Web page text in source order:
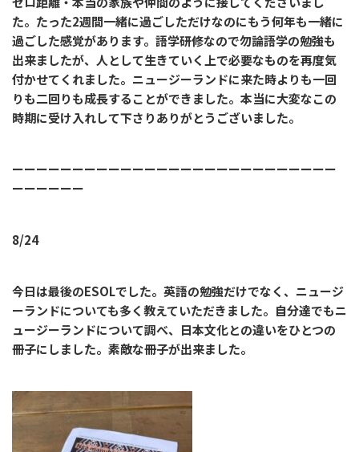
た。たった2週間一緒に過ごしただけなのにもう何年も一緒に
過ごした感覚があります。語学研修なので勿論語学の勉強も
出来ましたが、人として生きていく上で必要なものを再度気
付かせてくれました。ニュージーランドに来た時よりも一回
りも二回りも成長することができました。本当に大変なこの
時期に受け入れして下さりありがとうございました。
ーーーーーーーーーーーーーーーーーーーーーーーーーーー
ーーーーーー
8/24
今日は最後のESOLでした。英語の勉強だけでなく、ニュージ
ーランドについても多く教えていただきました。自分達でもニ
ュージーランドについて調べ、日本文化との違いをひとつの
冊子にしました。素敵な冊子が出来ました。